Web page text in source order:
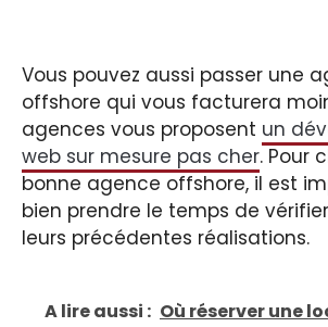
Vous pouvez aussi passer une
offshore qui vous facturera
agences vous proposent un
web sur mesure pas cher. Pour
bonne agence offshore, il est
bien prendre le temps de
leurs précédentes réalisations.
A lire aussi : Où réserver une